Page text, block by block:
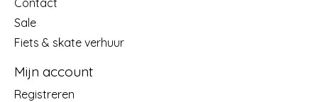
Contact
Sale
Fiets & skate verhuur
Mijn account
Registreren